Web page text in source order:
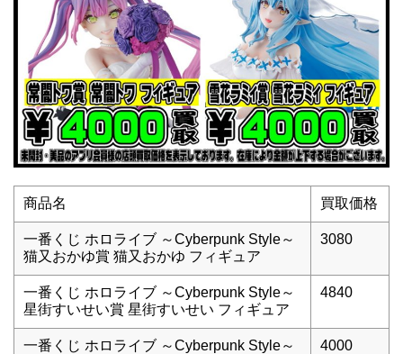
商品名 買取価格
一番くじ ホロライブ ～Cyberpunk Style～
猫又おかゆ賞 猫又おかゆ フィギュア
3080
一番くじ ホロライブ ～Cyberpunk Style～
星街すいせい賞 星街すいせい フィギュア
4840
一番くじ ホロライブ ～Cyberpunk Style～
4000